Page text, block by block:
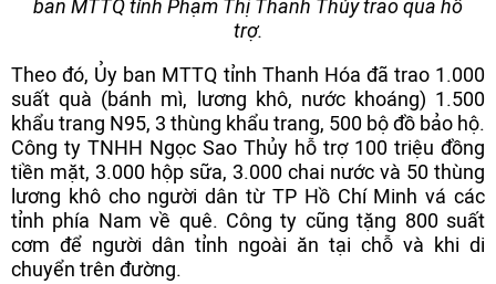
ban MTTQ tỉnh Phạm Thị Thanh Thủy trao qua hỗ
trợ.
Theo đó, Ủy ban MTTQ tỉnh Thanh Hóa đã trao 1.000
suất quà (bánh mì, lương khô, nước khoáng) 1.500
khẩu trang N95, 3 thùng khẩu trang, 500 bộ đồ bảo hộ.
Công ty TNHH Ngọc Sao Thủy hỗ trợ 100 triệu đồng
tiền mặt, 3.000 hộp sữa, 3.000 chai nước và 50 thùng
lương khô cho người dân từ TP Hồ Chí Minh vá các
tỉnh phía Nam về quê. Công ty cũng tặng 800 suất
cơm để người dân tỉnh ngoài ăn tại chỗ và khi di
chuyển trên đường.